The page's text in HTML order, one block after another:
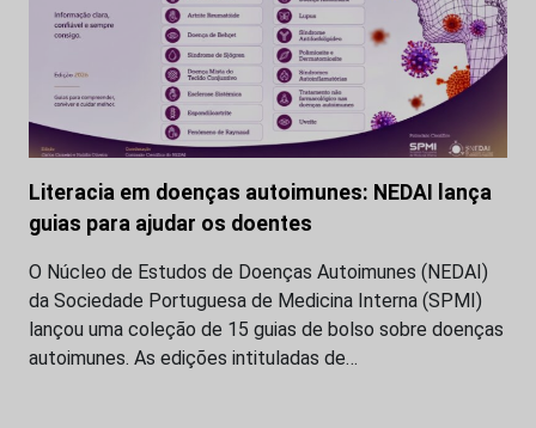
Literacia em doenças autoimunes: NEDAI lança
guias para ajudar os doentes
O Núcleo de Estudos de Doenças Autoimunes (NEDAI)
da Sociedade Portuguesa de Medicina Interna (SPMI)
lançou uma coleção de 15 guias de bolso sobre doenças
autoimunes. As edições intituladas de…